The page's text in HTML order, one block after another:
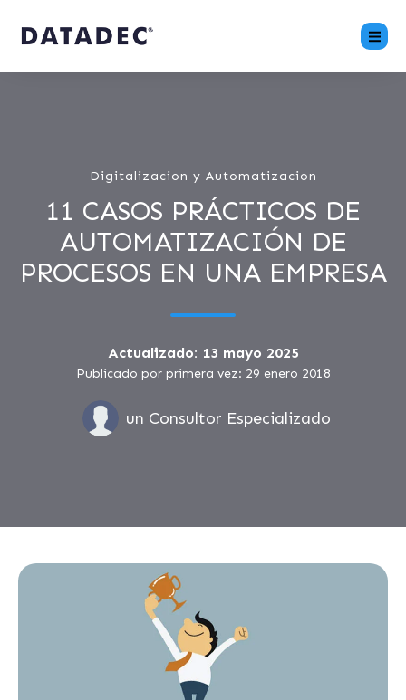
Digitalizacion y Automatizacion
11 CASOS PRÁCTICOS DE
AUTOMATIZACIÓN DE
PROCESOS EN UNA EMPRESA
Actualizado: 13 mayo 2025
Publicado por primera vez: 29 enero 2018
un Consultor Especializado